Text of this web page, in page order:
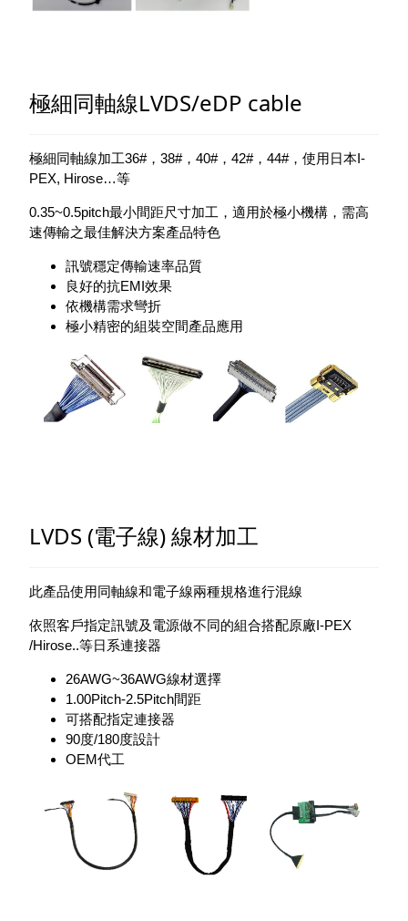
極細同軸線LVDS/eDP cable
極細同軸線加工36#，38#，40#，42#，44#，使用日本I-
PEX, Hirose…等
0.35~0.5pitch最小間距尺寸加工，適用於極小機構，需高
速傳輸之最佳解決方案產品特色
訊號穩定傳輸速率品質
良好的抗EMI效果
依機構需求彎折
極小精密的組裝空間產品應用
LVDS (電子線) 線材加工
此產品使用同軸線和電子線兩種規格進行混線
依照客戶指定訊號及電源做不同的組合搭配原廠I-PEX
/Hirose..等日系連接器
26AWG~36AWG線材選擇
1.00Pitch-2.5Pitch間距
可搭配指定連接器
90度/180度設計
OEM代工